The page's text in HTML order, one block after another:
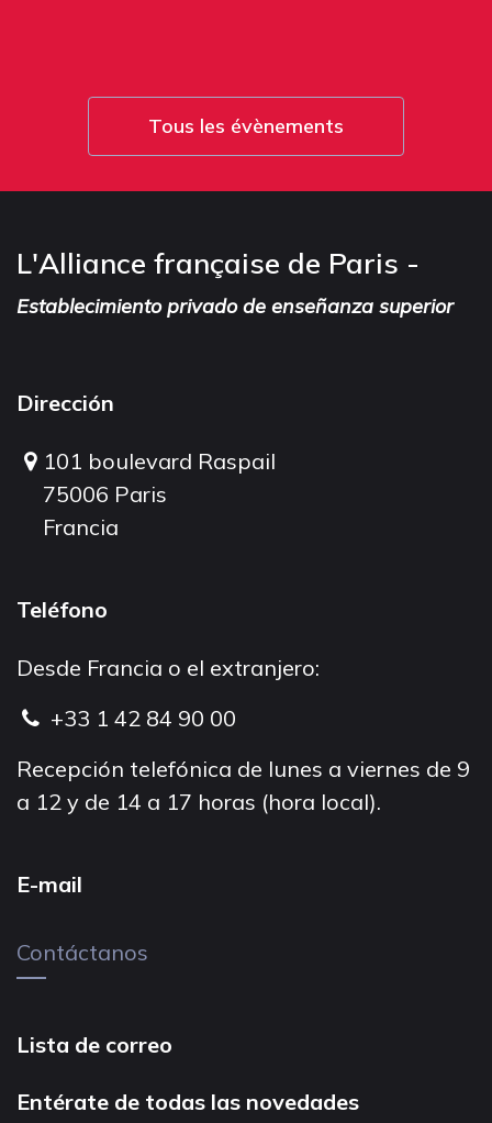
Tous les évènements
L'Alliance française de Paris -
Establecimiento privado de enseñanza superior
Dirección
101 boulevard Raspail
75006 Paris
Francia
Teléfono
Desde Francia o el extranjero:
+33 1 42 84 90 00
Recepción telefónica de lunes a viernes de 9
a 12 y de 14 a 17 horas (hora local).
E-mail
Contáctanos
Lista de correo
Entérate de todas las novedades